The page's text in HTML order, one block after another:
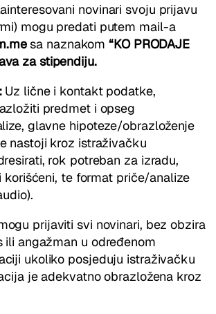
novinari svoju prijavu
mogu predati putem mail-a
sa naznakom“KO PRODAJE
za stipendiju.
Uz lične i kontakt podatke,
predmet i opseg
glavne hipoteze/obrazloženje
nastoji kroz istraživačku
rok potreban za izradu,
te format priče/analize
prijaviti svi novinari, bez obzira
ili angažman u određenom
ukoliko posjeduju istraživačku
je adekvatno obrazložena kroz